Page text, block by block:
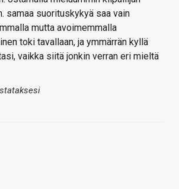
samaa suorituskykyä saa vain
mutta avoimemmalla
toki tavallaan, ja ymmärrän kyllä
vaikka siitä jonkin verran eri mieltä